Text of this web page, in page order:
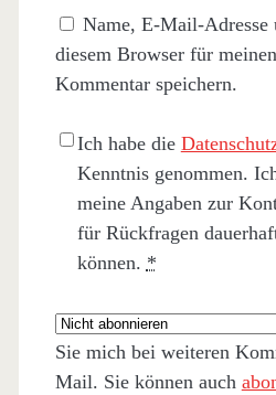
erforderlich)
Name, E-Mail-Adresse
diesem Browser für
Kommentar speichern.
Ich habe die
Kenntnis genommen.
meine Angaben zur
für Rückfragen
können. *
Sie mich bei weiteren
Mail. Sie können auch